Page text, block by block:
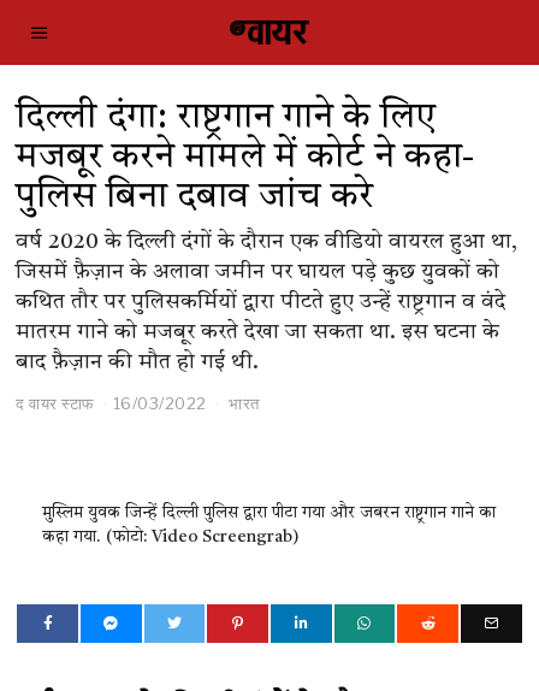
दिल्ली दंगा: राष्ट्रगान गाने के लिए
मजबूर करने मामले में कोर्ट ने कहा-
पुलिस बिना दबाव जांच करे
वर्ष 2020 के दिल्ली दंगों के दौरान एक वीडियो वायरल हुआ था,
जिसमें फ़ैज़ान के अलावा जमीन पर घायल पड़े कुछ युवकों को
कथित तौर पर पुलिसकर्मियों द्वारा पीटते हुए उन्हें राष्ट्रगान व वंदे
मातरम गाने को मजबूर करते देखा जा सकता था. इस घटना के
बाद फ़ैज़ान की मौत हो गई थी.
द वायर स्टाफ 16/03/2022 भारत
मुस्लिम युवक जिन्हें दिल्ली पुलिस द्वारा पीटा गया और जबरन राष्ट्रगान गाने का
कहा गया. (फोटो: Video Screengrab)